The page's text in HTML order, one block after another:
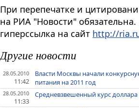
При перепечатке и
на РИА "Новости"
гиперссылка на сайт http://
Другие новости
28.05.2010
11:42
Власти Москвы начали
питания на 2011 год
28.05.2010
11:33
Средневзвешенный курс доллара